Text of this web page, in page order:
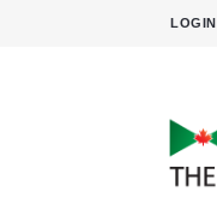
LOGIN